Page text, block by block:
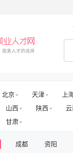
北京 天津
上
山西 陕西
甘肃
成都
资阳